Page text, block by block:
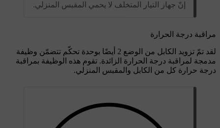
إنّ جهاز التيار المتخلف لا يحمي المقبس المنزلي.
مراقبة درجة الحرارة
لقد تمّ تزويد الكابل من الوضع 2 أيضًا بوحدة تحكّم تتضمّن وظيفة
مدمجة لمراقبة درجة الحرارة الزائدة. تقوم هذه الوظيفة بمراقبة
درجة حرارة كل من الكابل والمقبس المنزلي.